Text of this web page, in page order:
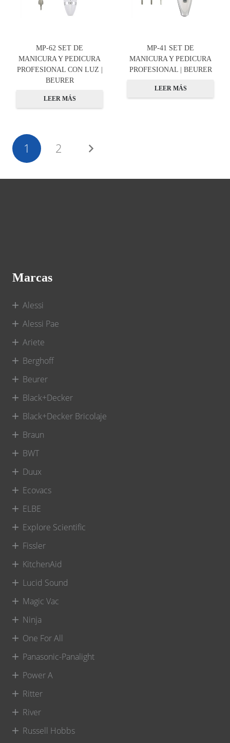
MP-62 SET DE
MANICURA Y PEDICURA
PROFESIONAL CON LUZ |
BEURER
LEER MÁS
MP-41 SET DE
MANICURA Y PEDICURA
PROFESIONAL | BEURER
LEER MÁS
1 2
Marcas
Alessi
Alessi Pae
Ariete
Berghoff
Beurer
Black+Decker
Black+Decker Bricolaje
Braun
BWT
Duux
Ecovacs
ELBE
Explore Scientific
Fissler
KitchenAid
Lucid Sound
Magic Vac
Ninja
One For All
Panasonic-Panalight
Power A
Ritter
River
Russell Hobbs